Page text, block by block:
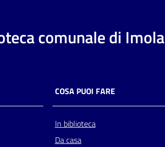
comunale di Imola
COSA PUOI FARE
In biblioteca
Da casa